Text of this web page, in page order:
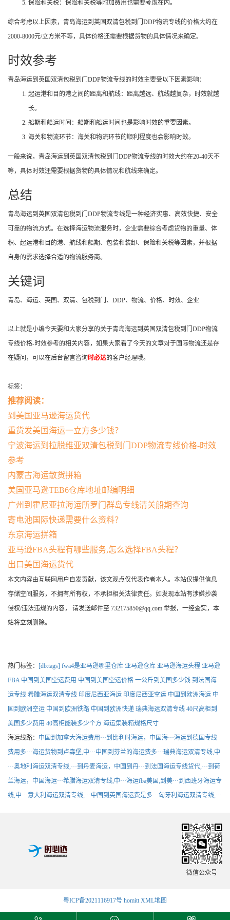
保险和关税：保险和关税等附加费用也需要考虑在内。
综合考虑以上因素，青岛海运到英国双清包税到门DDP物流专线的价格大约在
2000-8000元/立方米不等，具体价格还需要根据货物的具体情况来确定。
时效参考
青岛海运到英国双清包税到门DDP物流专线的时效主要受以下因素影响：
起运港和目的港之间的距离和航线：距离越远、航线越复杂，时效就越
长。
船期和船运时间：船期和船运时间也是影响时效的重要因素。
海关和物流环节：海关和物流环节的顺利程度也会影响时效。
一般来说，青岛海运到英国双清包税到门DDP物流专线的时效大约在20-40天不
等，具体时效还需要根据货物的具体情况和航线来确定。
总结
青岛海运到英国双清包税到门DDP物流专线是一种经济实惠、高效快捷、安全
可靠的物流方式。在选择海运物流服务时，企业需要综合考虑货物的重量、体
积、起运港和目的港、航线和船期、包装和装卸、保险和关税等因素，并根据
自身的需求选择合适的物流服务商。
关键词
青岛、海运、英国、双清、包税到门、DDP、物流、价格、时效、企业
以上就是小编今天要和大家分享的关于青岛海运到英国双清包税到门DDP物流
专线价格-时效参考的相关内容，如果大家看了今天的文章对于国际物流还是存
在疑问，可以在后台留言咨询时必达的客户经理哦。
标签：
推荐阅读：
到美国亚马逊海运货代
重货发美国海运一立方多少钱？
宁波海运到拉脱维亚双清包税到门DDP物流专线价格-时效
参考
内蒙古海运散货拼箱
美国亚马逊TEB6仓库地址邮编明细
广州到霍尼亚拉海运所罗门群岛专线清关船期查询
寄电池国际快递需要什么资料？
东京海运拼箱
亚马逊FBA头程有哪些服务,怎么选择FBA头程？
出口美国海运货代
本文内容由互联网用户自发贡献，该文观点仅代表作者本人。本站仅提供信息
存储空间服务，不拥有所有权，不承担相关法律责任。如发现本站有涉嫌抄袭
侵权/违法违规的内容， 请发送邮件至 732175850@qq.com 举报，一经查实，本
站将立刻删除。
热门标签： [db:tags] fwa4是亚马逊哪里仓库 亚马逊仓库 亚马逊海运头程 亚马逊
FBA 中国到美国空运费用 中国到美国空运价格 一公斤到美国多少钱 到法国海
运专线 希腊海运双清专线 印度尼西亚海运 印度尼西亚空运 中国到欧洲海运 中
国到欧洲空运 中国到欧洲铁路 中国到欧洲快递 瑞典海运双清专线 40尺高柜到
美国多少费用 40高柜能装多少个方 海运集装箱规格尺寸
海运线路： 中国到加拿大海运费用···到比利时海运，中国海···海运到德国专线
费用多···海运货物到卢森堡,中···中国到芬兰的海运费多···瑞典海运双清专线,中
···奥地利海运双清专线,···到丹麦海运，中国到丹···到法国海运专线货代,···到荷
兰海运，中国海运···希腊海运双清专线,中···海运fba美国,到美···到西班牙海运专
线,中···意大利海运双清专线,···中国到英国海运费是多···匈牙利海运双清专线,···
微信公众号
粤ICP备2021116917号 homitt XML地图